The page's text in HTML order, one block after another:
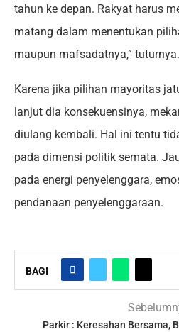
tahun ke depan. Rakyat harus
matang dalam menentukan
maupun mafsadatnya,” tuturnya.
Karena jika pilihan mayoritas
lanjut dia konsekuensinya,
diulang kembali. Hal ini tentu
pada dimensi politik semata.
pada energi penyelenggara,
pendanaan penyelenggaraan.
BAGI
Parkir : Keresahan Bersama,